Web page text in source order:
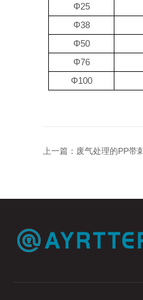
Φ25
Φ38
Φ50
Φ76
Φ100
上一篇： 废气处理的PP带